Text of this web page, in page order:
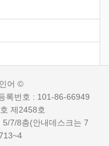
어 ©
록번호 : 101-86-66949
제2458호
7/8층(안내데스크는 7